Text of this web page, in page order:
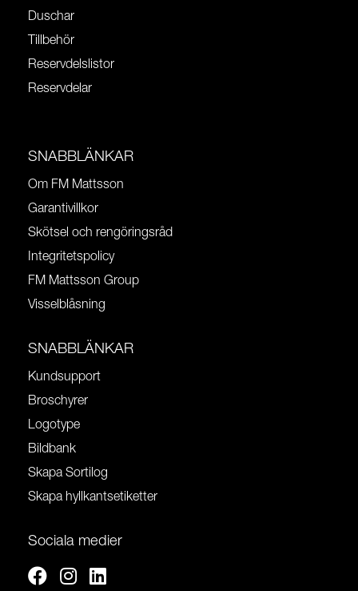
Duschar
Tillbehör
Reservdelslistor
Reservdelar
SNABBLÄNKAR
Om FM Mattsson
Garantivillkor
Skötsel och rengöringsråd
Integritetspolicy
FM Mattsson Group
Visselblåsning
SNABBLÄNKAR
Kundsupport
Broschyrer
Logotype
Bildbank
Skapa Sortilog
Skapa hyllkantsetiketter
Sociala medier
FacebookInstagram